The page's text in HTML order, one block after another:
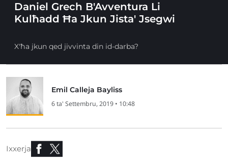
Daniel Grech B'Avventura Li
Kulħadd Ħa Jkun Jista' Jsegwi
X'ħa jkun qed jivvinta din id-darba?
Emil Calleja Bayliss
6 ta' Settembru, 2019 • 10:48
Ixxerja